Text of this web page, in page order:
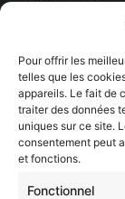
Pour offrir les
telles que les
appareils. Le fait de
traiter des données
uniques sur ce site.
consentement peut
et fonctions.
Fonctionnel
Newsletter